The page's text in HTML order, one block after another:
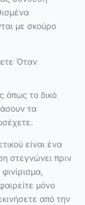
με σκούρο
Όταν
όπως το δικό
τα
είναι ένα
στεγνώνει πριν
μόνο
από την